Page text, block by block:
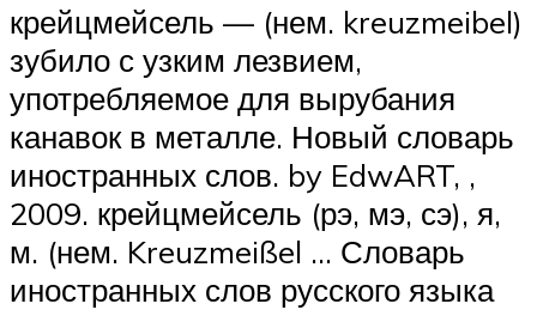
крейцмейсель — (нем. kreuzmeibel)
зубило с узким лезвием,
употребляемое для вырубания
канавок в металле. Новый словарь
иностранных слов. by EdwART, ,
2009. крейцмейсель (рэ, мэ, сэ), я,
м. (нем. Kreuzmeißel … Словарь
иностранных слов русского языка